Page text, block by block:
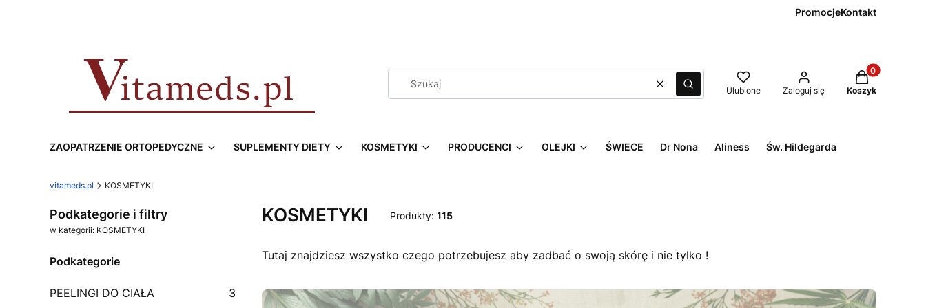
PromocjeKontakt
WyczyśćSzukaj Ulubione Zaloguj się
Produkty w
Koszyk
ZAOPATRZENIE ORTOPEDYCZNE SUPLEMENTY DIETY KOSMETYKI PRODUCENCI OLEJKI ŚWIECE Dr Nona Aliness Św. Hildegarda
vitameds.pl KOSMETYKI
Podkategorie i filtry
w kategorii: KOSMETYKI
Podkategorie
PEELINGI DO CIAŁA
3
KOSMETYKI Produkty: 115
Tutaj znajdziesz wszystko czego potrzebujesz aby zadbać o swoją skórę i nie tylko !